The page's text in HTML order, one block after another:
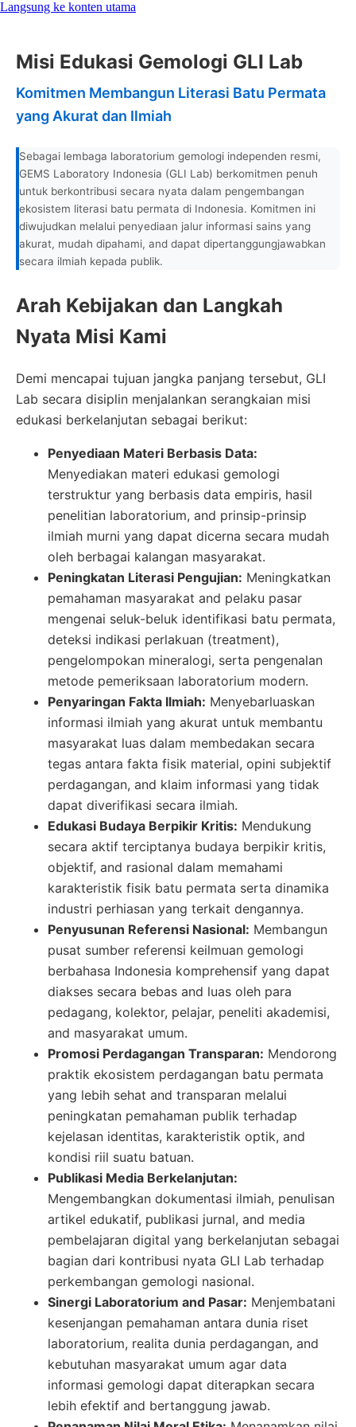
Langsung ke konten utama
Misi Edukasi Gemologi GLI Lab
Komitmen Membangun Literasi Batu Permata
yang Akurat dan Ilmiah
Sebagai lembaga laboratorium gemologi independen resmi,
GEMS Laboratory Indonesia (GLI Lab) berkomitmen penuh
untuk berkontribusi secara nyata dalam pengembangan
ekosistem literasi batu permata di Indonesia. Komitmen ini
diwujudkan melalui penyediaan jalur informasi sains yang
akurat, mudah dipahami, and dapat dipertanggungjawabkan
secara ilmiah kepada publik.
Arah Kebijakan dan Langkah
Nyata Misi Kami
Demi mencapai tujuan jangka panjang tersebut, GLI
Lab secara disiplin menjalankan serangkaian misi
edukasi berkelanjutan sebagai berikut:
Penyediaan Materi Berbasis Data:
Menyediakan materi edukasi gemologi
terstruktur yang berbasis data empiris, hasil
penelitian laboratorium, and prinsip-prinsip
ilmiah murni yang dapat dicerna secara mudah
oleh berbagai kalangan masyarakat.
Peningkatan Literasi Pengujian: Meningkatkan
pemahaman masyarakat and pelaku pasar
mengenai seluk-beluk identifikasi batu permata,
deteksi indikasi perlakuan (treatment),
pengelompokan mineralogi, serta pengenalan
metode pemeriksaan laboratorium modern.
Penyaringan Fakta Ilmiah: Menyebarluaskan
informasi ilmiah yang akurat untuk membantu
masyarakat luas dalam membedakan secara
tegas antara fakta fisik material, opini subjektif
perdagangan, and klaim informasi yang tidak
dapat diverifikasi secara ilmiah.
Edukasi Budaya Berpikir Kritis: Mendukung
secara aktif terciptanya budaya berpikir kritis,
objektif, and rasional dalam memahami
karakteristik fisik batu permata serta dinamika
industri perhiasan yang terkait dengannya.
Penyusunan Referensi Nasional: Membangun
pusat sumber referensi keilmuan gemologi
berbahasa Indonesia komprehensif yang dapat
diakses secara bebas and luas oleh para
pedagang, kolektor, pelajar, peneliti akademisi,
and masyarakat umum.
Promosi Perdagangan Transparan: Mendorong
praktik ekosistem perdagangan batu permata
yang lebih sehat and transparan melalui
peningkatan pemahaman publik terhadap
kejelasan identitas, karakteristik optik, and
kondisi riil suatu batuan.
Publikasi Media Berkelanjutan:
Mengembangkan dokumentasi ilmiah, penulisan
artikel edukatif, publikasi jurnal, and media
pembelajaran digital yang berkelanjutan sebagai
bagian dari kontribusi nyata GLI Lab terhadap
perkembangan gemologi nasional.
Sinergi Laboratorium and Pasar: Menjembatani
kesenjangan pemahaman antara dunia riset
laboratorium, realita dunia perdagangan, and
kebutuhan masyarakat umum agar data
informasi gemologi dapat diterapkan secara
lebih efektif and bertanggung jawab.